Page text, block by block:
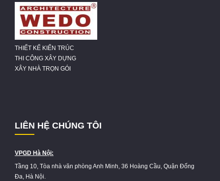
THIẾT KẾ KIẾN TRÚC
THI CÔNG XÂY DỰNG
XÂY NHÀ TRỌN GÓI
LIÊN HỆ CHÚNG TÔI
VPGD Hà Nội:
Tầng 10, Tòa nhà văn phòng Anh Minh, 36 Hoàng Cầu, Quận Đống
Đa, Hà Nội.